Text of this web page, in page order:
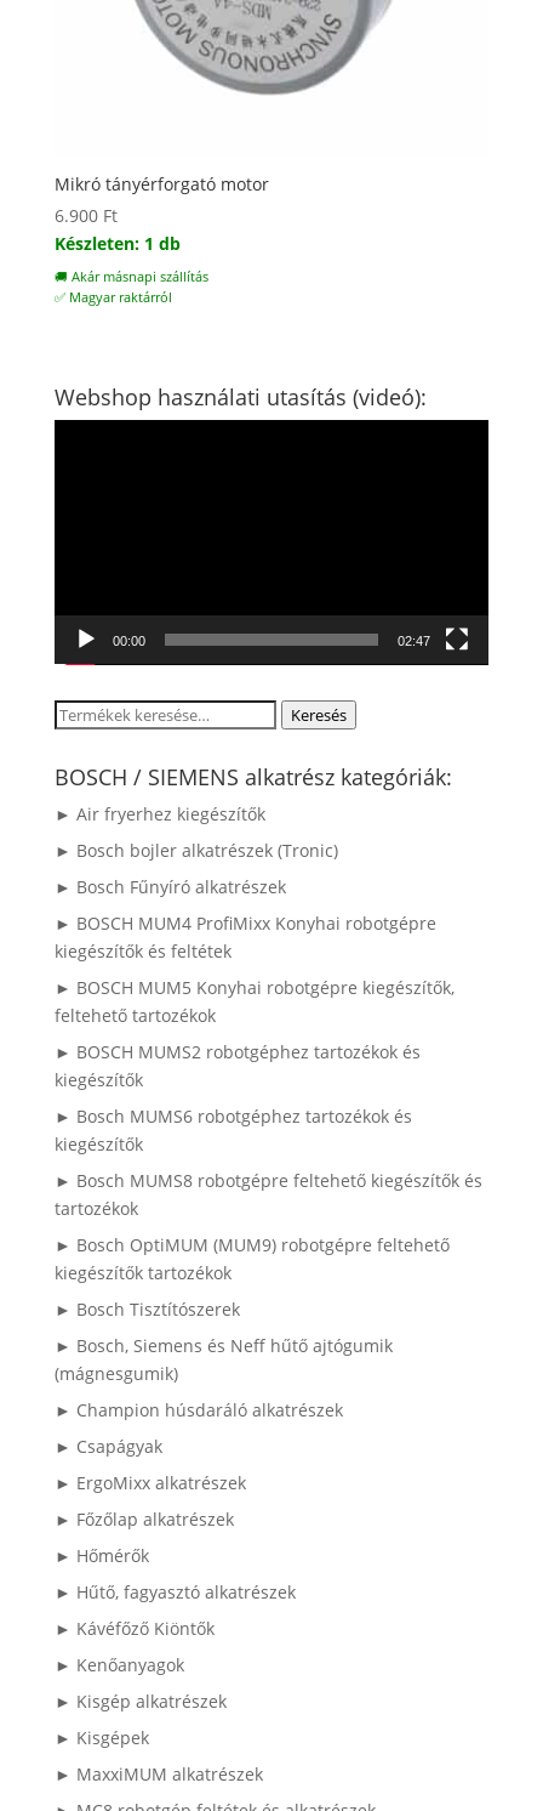
Mikró tányérforgató motor
6.900 Ft
Készleten: 1 db
🚚 Akár másnapi szállítás
✅ Magyar raktárról
Webshop használati utasítás (videó):
00:00 02:47
Keresés
következőre:
Keresés
BOSCH / SIEMENS alkatrész kategóriák:
► Air fryerhez kiegészítők
► Bosch bojler alkatrészek (Tronic)
► Bosch Fűnyíró alkatrészek
► BOSCH MUM4 ProfiMixx Konyhai robotgépre
kiegészítők és feltétek
► BOSCH MUM5 Konyhai robotgépre kiegészítők,
feltehető tartozékok
► BOSCH MUMS2 robotgéphez tartozékok és
kiegészítők
► Bosch MUMS6 robotgéphez tartozékok és
kiegészítők
► Bosch MUMS8 robotgépre feltehető kiegészítők és
tartozékok
► Bosch OptiMUM (MUM9) robotgépre feltehető
kiegészítők tartozékok
► Bosch Tisztítószerek
► Bosch, Siemens és Neff hűtő ajtógumik
(mágnesgumik)
► Champion húsdaráló alkatrészek
► Csapágyak
► ErgoMixx alkatrészek
► Főzőlap alkatrészek
► Hőmérők
► Hűtő, fagyasztó alkatrészek
► Kávéfőző Kiöntők
► Kenőanyagok
► Kisgép alkatrészek
► Kisgépek
► MaxxiMUM alkatrészek